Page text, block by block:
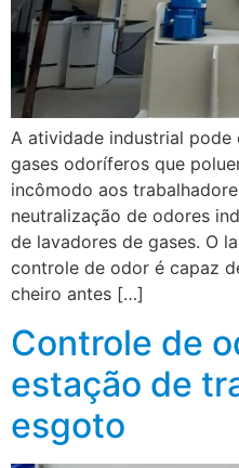
A atividade industrial pode
gases odoríferos que
incômodo aos
neutralização de odores
de lavadores de gases. O
controle de odor é capaz
cheiro antes […]
Controle de
estação de
esgoto